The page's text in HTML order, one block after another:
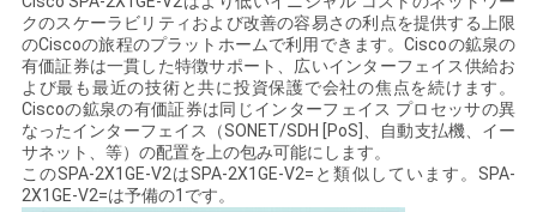
だ
さ
い
ニ
クのスケーラビリティおよび改善の容易さの利点を提供する上限
のCiscoの旅程のプラットホームで利用できます。Ciscoの鉱泉の
有価証券は一貫した特徴サポート、広いインターフェイス供給お
よび最も最近の技術と共に投資保護で会社の焦点を続けます。
Ciscoの鉱泉の有価証券は同じインターフェイス プロセッサの異
なったインターフェイス（SONET/SDH [PoS]、自動支払機、イー
サネット、等）の配置を上の包み可能にします。
このSPA-2X1GE-V2はSPA-2X1GE-V2=と類似しています。SPA-
2X1GE-V2=は予備の1です。